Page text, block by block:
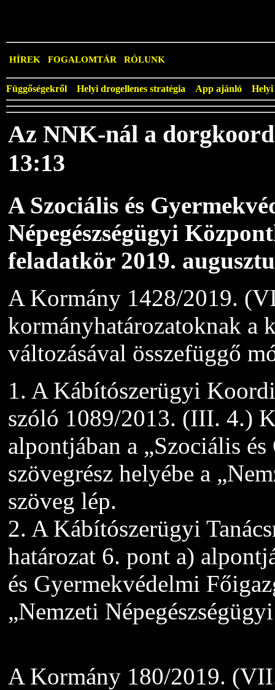
HÍREK FOGALOMTÁR RÓLUNK
Függőségekről Helyi drogellenes stratégia App ajánló Helyi
Az NNK-nál a
13:13
A Szociális és
Népegészségügyi
feladatkör 2019.
A Kormány 1428/2019.
kormányhatározatoknak a
változásával összefüggő
1. A Kábítószerügyi
szóló 1089/2013. (III. 4.)
alpontjában a „Szociális
szövegrész helyébe a
szöveg lép.
2. A Kábítószerügyi
határozat 6. pont a)
és Gyermekvédelmi
„Nemzeti
A Kormány 180/2019.